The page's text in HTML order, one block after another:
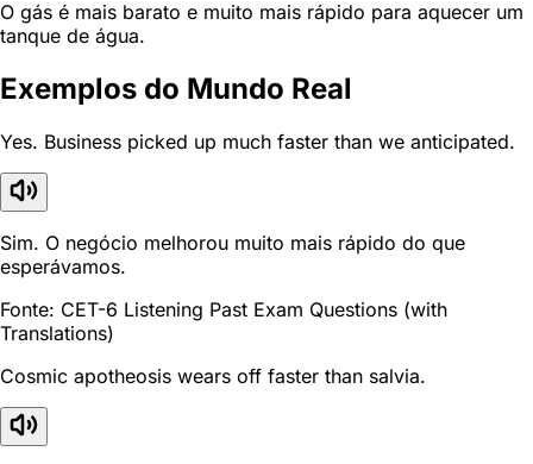
O gás é mais barato e muito mais rápido para aquecer um
tanque de água.
Exemplos do Mundo Real
Yes. Business picked up much faster than we anticipated.
Sim. O negócio melhorou muito mais rápido do que
esperávamos.
Fonte: CET-6 Listening Past Exam Questions (with
Translations)
Cosmic apotheosis wears off faster than salvia.